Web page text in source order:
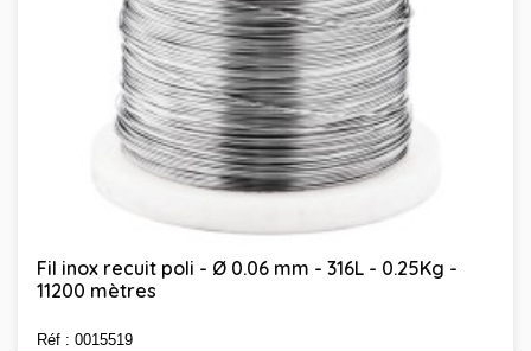
Fil inox recuit poli - Ø 0.06 mm - 316L - 0.25Kg -
11200 mètres
Réf : 0015519